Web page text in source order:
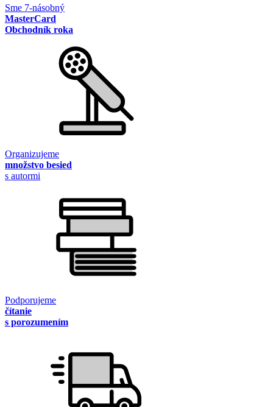
Sme 7-násobný
MasterCard
Obchodník roka
Organizujeme
množstvo besied
s autormi
Podporujeme
čítanie
s porozumením